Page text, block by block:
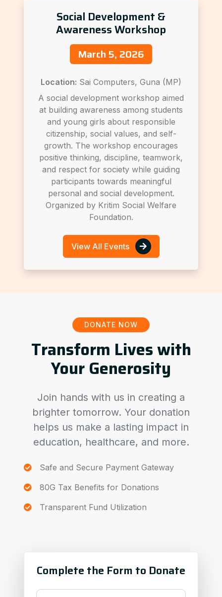
Social Development &
Awareness Workshop
March 5, 2026
Location: Sai Computers, Guna (MP)
A social development workshop aimed
at building awareness among students
and young girls about responsible
citizenship, social values, and self-
growth. The workshop encourages
positive thinking, discipline, teamwork,
and respect for society while guiding
participants towards meaningful
personal and social development.
Organized by Kritim Social Welfare
Foundation.
View All Events
DONATE NOW
Transform Lives with
Your Generosity
Join hands with us in creating a
brighter tomorrow. Your donation
helps us make a lasting impact in
education, healthcare, and more.
Safe and Secure Payment Gateway
80G Tax Benefits for Donations
Transparent Fund Utilization
Complete the Form to Donate